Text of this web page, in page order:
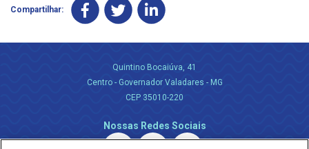
Compartilhar:
Quintino Bocaiúva, 41
Centro - Governador Valadares - MG
CEP 35010-220
Nossas Redes Sociais